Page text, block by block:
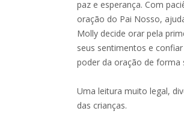
paz e esperança. Com
oração do Pai Nosso,
Molly decide orar pela
seus sentimentos e
poder da oração de forma
Uma leitura muito legal,
das crianças.